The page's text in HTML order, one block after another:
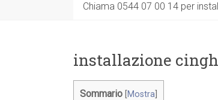
Chiama 0544 07 00 14 per
installazione
Sommario Mostra